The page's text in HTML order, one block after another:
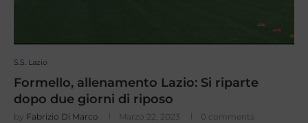
S.S. Lazio
Formello, allenamento Lazio: Si riparte
dopo due giorni di riposo
by Fabrizio Di Marco Marzo 22, 2023 0 comments